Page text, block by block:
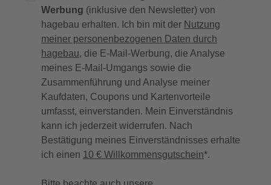
Werbung (inklusive den Newsletter) von
hagebau erhalten. Ich bin mit der Nutzung
meiner personenbezogenen Daten durch
hagebau, die E-Mail-Werbung, die Analyse
meines E-Mail-Umgangs sowie die
Zusammenführung und Analyse meiner
Kaufdaten, Coupons und Kartenvorteile
umfasst, einverstanden. Mein Einverständnis
kann ich jederzeit widerrufen. Nach
Bestätigung meines Einverständnisses erhalte
ich einen 10 € Willkommensgutschein*.